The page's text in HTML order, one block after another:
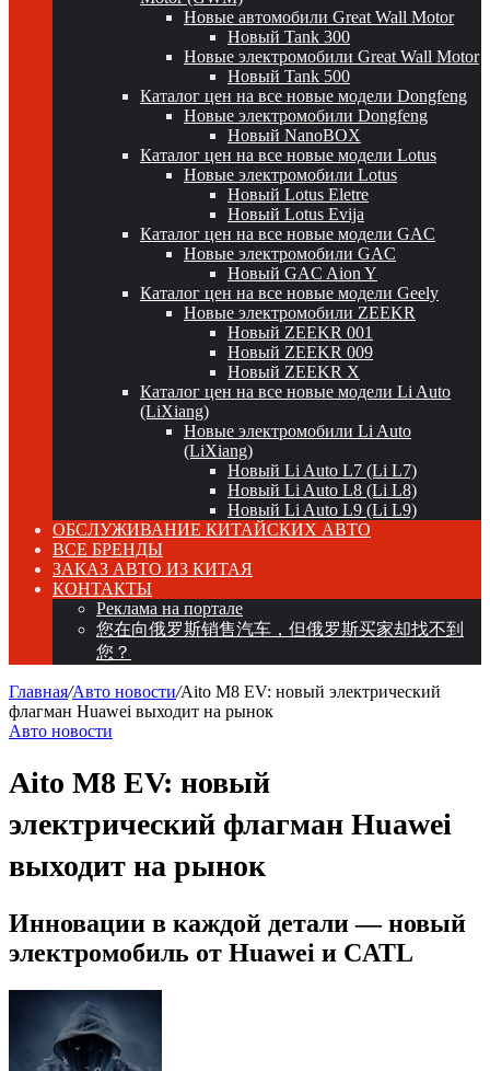
Новые автомобили Great Wall Motor
Новый Tank 300
Новые электромобили Great Wall Motor
Новый Tank 500
Каталог цен на все новые модели Dongfeng
Новые электромобили Dongfeng
Новый NanoBOX
Каталог цен на все новые модели Lotus
Новые электромобили Lotus
Новый Lotus Eletre
Новый Lotus Evija
Каталог цен на все новые модели GAC
Новые электромобили GAC
Новый GAC Aion Y
Каталог цен на все новые модели Geely
Новые электромобили ZEEKR
Новый ZEEKR 001
Новый ZEEKR 009
Новый ZEEKR X
Каталог цен на все новые модели Li Auto
(LiXiang)
Новые электромобили Li Auto
(LiXiang)
Новый Li Auto L7 (Li L7)
Новый Li Auto L8 (Li L8)
Новый Li Auto L9 (Li L9)
ОБСЛУЖИВАНИЕ КИТАЙСКИХ АВТО
ВСЕ БРЕНДЫ
ЗАКАЗ АВТО ИЗ КИТАЯ
КОНТАКТЫ
Реклама на портале
您在向俄罗斯销售汽车，但俄罗斯买家却找不到
您？
Главная/Авто новости/Aito M8 EV: новый электрический
флагман Huawei выходит на рынок
Авто новости
Aito M8 EV: новый
электрический флагман Huawei
выходит на рынок
Инновации в каждой детали — новый
электромобиль от Huawei и CATL